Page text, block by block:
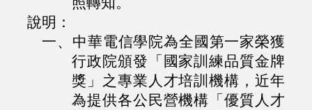
說明：
一、 中華電信學院為全國第一家榮獲
行政院頒發「國家訓練品質金牌
獎」之專業人才培訓機構，近年
為提供各公民營機構「優質人才